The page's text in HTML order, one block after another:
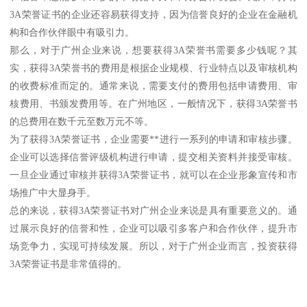
3A荣誉证书的企业还容易获得支持，因为信誉良好的企业在金融机
构和合作伙伴眼中有吸引力。
那么，对于广州企业来说，想要获得3A荣誉书需要多少钱呢？其
实，获得3A荣誉书的费用是根据企业规模、行业特点以及审核机构
的收费标准而定的。通常来说，需要支付的费用包括申请费用、审
核费用、书颁发费用等。在广州地区，一般情况下，获得3A荣誉书
的总费用在数千元至数万元不等。
为了获得3A荣誉证书，企业需要**进行一系列的申请和审核步骤。
企业可以选择信誉评级机构进行申请，提交相关资料并接受审核。
一旦企业通过审核并获得3A荣誉证书，就可以在企业形象宣传和市
场推广中大显身手。
总的来说，获得3A荣誉证书对广州企业来说是具有重要意义的。通
过展示良好的信誉和性，企业可以吸引多客户和合作伙伴，提升市
场竞争力，实现可持续发展。所以，对于广州企业而言，投资获得
3A荣誉证书是非常值得的。